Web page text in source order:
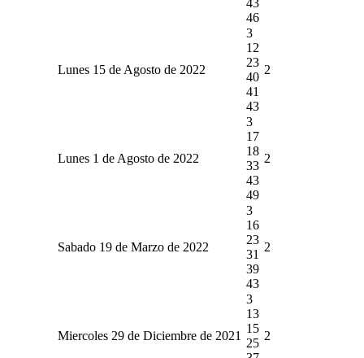
46
Lunes 15 de Agosto de 2022
3
12
23
40
41
43
2
Lunes 1 de Agosto de 2022
3
17
18
33
43
49
2
Sabado 19 de Marzo de 2022
3
16
23
31
39
43
2
Miercoles 29 de Diciembre de 2021
3
13
15
25
2